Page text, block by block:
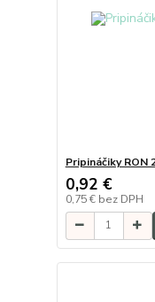
Pripináčiky RON
0,92 €
0,75 € bez DPH